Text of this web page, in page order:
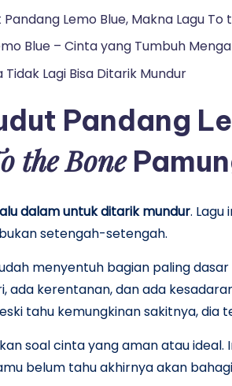
Pandang Lemo Blue, Makna Lagu
Blue – Cinta yang Tumbuh
Tidak Lagi Bisa Ditarik Mundur
Pandang
the Bone
dalam untuk ditarik mundur.
setengah-setengah.
menyentuh bagian paling
ada kerentanan, dan ada
tahu kemungkinan sakitnya,
soal cinta yang aman atau
belum tahu akhirnya akan